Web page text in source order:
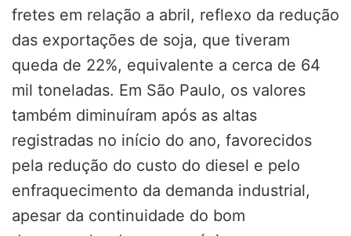
fretes em relação a abril, reflexo da redução
das exportações de soja, que tiveram
queda de 22%, equivalente a cerca de 64
mil toneladas. Em São Paulo, os valores
também diminuíram após as altas
registradas no início do ano, favorecidos
pela redução do custo do diesel e pelo
enfraquecimento da demanda industrial,
apesar da continuidade do bom